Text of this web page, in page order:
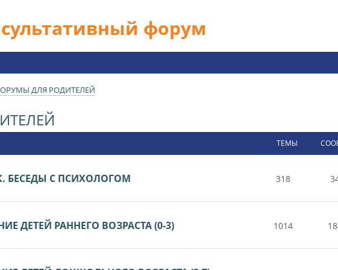
форум
ДЛЯ РОДИТЕЛЕЙ
ТЕМЫ
БЕСЕДЫ С ПСИХОЛОГОМ 318
ДЕТЕЙ РАННЕГО ВОЗРАСТА (0-3) 1014